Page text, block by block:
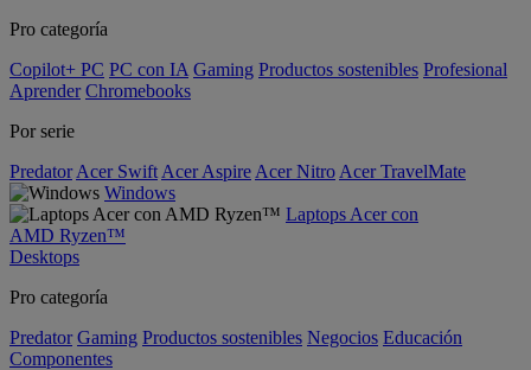
Pro categoría
Copilot+ PC PC con IA Gaming Productos sostenibles Profesional
Aprender Chromebooks
Por serie
Predator Acer Swift Acer Aspire Acer Nitro Acer TravelMate
Windows
Laptops Acer con
AMD Ryzen™
Desktops
Pro categoría
Predator Gaming Productos sostenibles Negocios Educación
Componentes